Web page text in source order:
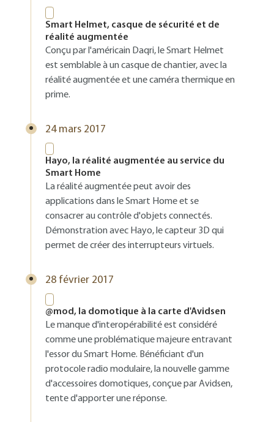
Smart Helmet, casque de sécurité et de
réalité augmentée
Conçu par l'américain Daqri, le Smart Helmet
est semblable à un casque de chantier, avec la
réalité augmentée et une caméra thermique en
prime.
24 mars 2017
Hayo, la réalité augmentée au service du
Smart Home
La réalité augmentée peut avoir des
applications dans le Smart Home et se
consacrer au contrôle d'objets connectés.
Démonstration avec Hayo, le capteur 3D qui
permet de créer des interrupteurs virtuels.
28 février 2017
@mod, la domotique à la carte d'Avidsen
Le manque d'interopérabilité est considéré
comme une problématique majeure entravant
l'essor du Smart Home. Bénéficiant d'un
protocole radio modulaire, la nouvelle gamme
d'accessoires domotiques, conçue par Avidsen,
tente d'apporter une réponse.